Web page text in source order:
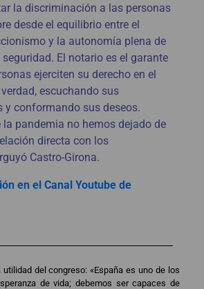
la discriminación a las personas
desde el equilibrio entre el
y la autonomía plena de
El notario es el garante
ejerciten su derecho en el
escuchando sus
y conformando sus deseos.
la pandemia no hemos dejado de
directa con los
Castro-Girona.
en el Canal Youtube de
del congreso: «España es uno de los
de vida; debemos ser capaces de